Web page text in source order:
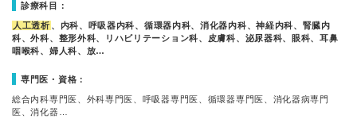
診療科目：
人工透析 、内科、呼吸器内科、循環器内科、消化器内科、神経内科、腎臓内
科、外科、整形外科、リハビリテーション科、皮膚科、泌尿器科、眼科、耳鼻
咽喉科、婦人科、放…
専門医・資格：
総合内科専門医、外科専門医、呼吸器専門医、循環器専門医、消化器病専門
医、消化器…